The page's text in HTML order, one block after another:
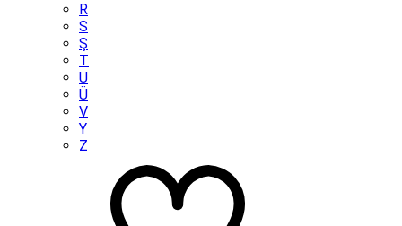
R
S
Ş
T
U
Ü
V
Y
Z